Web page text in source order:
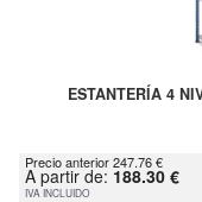
ESTANTERÍA 4
Precio anterior 247.76 €
A partir de: 188.30 €
IVA INCLUIDO